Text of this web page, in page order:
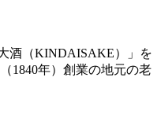
酒（KINDAISAKE）」を
1840年）創業の地元の老